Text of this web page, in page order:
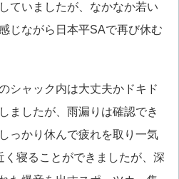
ていましたが、なかなか若い
じながら日本平SAで再び休む
シャック内は大丈夫かドキド
ましたが、雨漏りは確認でき
っかり休んで疲れを取り一気
く寝ることができましたが、深